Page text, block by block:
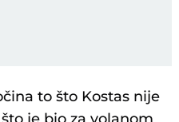
to što Kostas nije